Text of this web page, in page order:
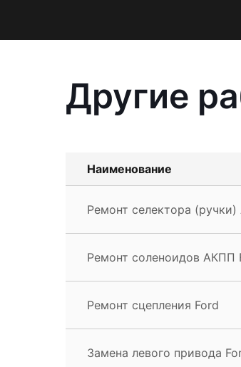
Другие
Наименование
Ремонт селектора
Ремонт соленоидов АКПП
Ремонт сцепления Ford
Замена левого привода